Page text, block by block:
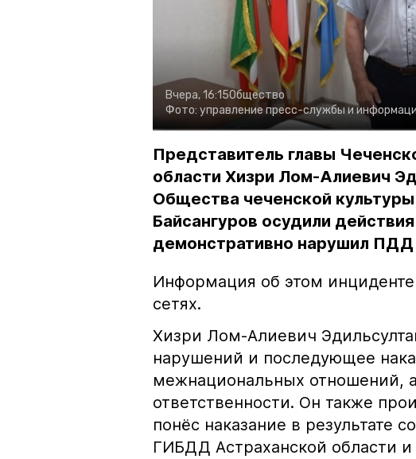
Вчера, 16:15Общество
Фото: управление пресс-службы и
Представитель главы
области Хизри Лом-Алиевич
Общества чеченской
Байсангуров осудили
демонстративно нарушил ПДД
Информация об этом
сетях.
Хизри Лом-Алиевич
нарушений и последующее
межнациональных отношений,
ответственности. Он также
понёс наказание в результате
ГИБДД Астраханской области